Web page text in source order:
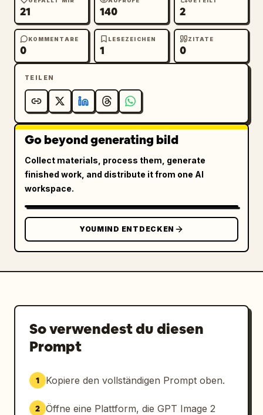
Wasserzeichen, keine zusätzlichen Charaktere
und halte den Bildausschnitt eng, sodass die
Ohren fast den oberen Rand berühren.
21 140 2
KOMMENTARE
0
LESEZEICHEN
1
ZITATE
0
TEILEN
Go beyond generating bild
Collect materials, process them, generate
finished work, and distribute it from one AI
workspace.
YOUMIND ENTDECKEN
So verwendest du diesen
Prompt
1 Kopiere den vollständigen Prompt oben.
2 Öffne eine Plattform, die GPT Image 2